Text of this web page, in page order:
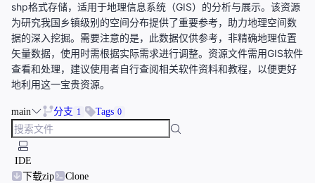
shp格式存储，适用于地理信息系统（GIS）的分析与展示。该资源
为研究我国乡镇级别的空间分布提供了重要参考，助力地理空间数
据的深入挖掘。需要注意的是，此数据仅供参考，非精确地理位置
矢量数据，使用时需根据实际需求进行调整。资源文件需用GIS软件
查看和处理，建议使用者自行查阅相关软件资料和教程，以便更好
地利用这一宝贵资源。
main 分支 1 Tags 0
IDE
下载zip
Clone